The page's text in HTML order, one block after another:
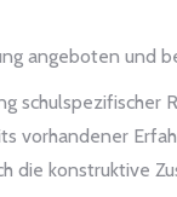
angeboten und
vorhandener
die konstruktive